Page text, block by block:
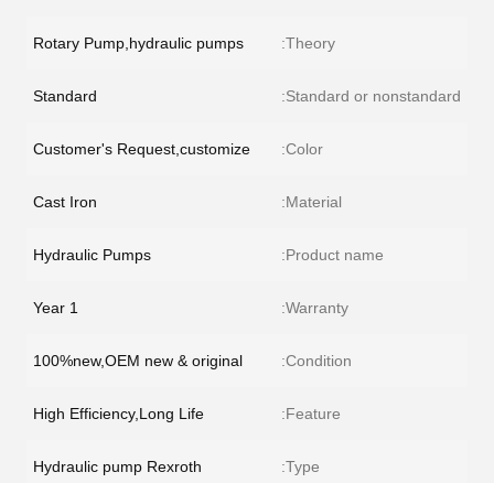
Theory:
Rotary Pump,hydraulic pumps
Standard or nonstandard:
Standard
Color:
Customer's Request,customize
Material:
Cast Iron
Product name:
Hydraulic Pumps
Warranty:
1 Year
Condition:
100%new,OEM new & original
Feature:
High Efficiency,Long Life
Type:
Hydraulic pump Rexroth